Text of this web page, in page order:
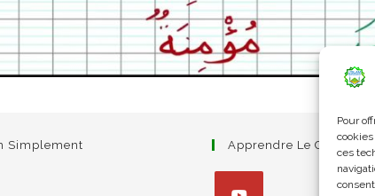
Pour
ces
Simplement Apprendre Le Coran